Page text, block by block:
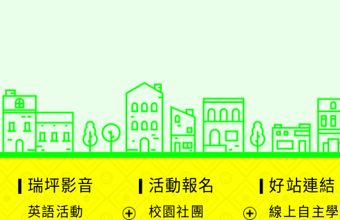
瑞坪影音
英語活動
活動報名
校園社團
好站連結
線上自主學